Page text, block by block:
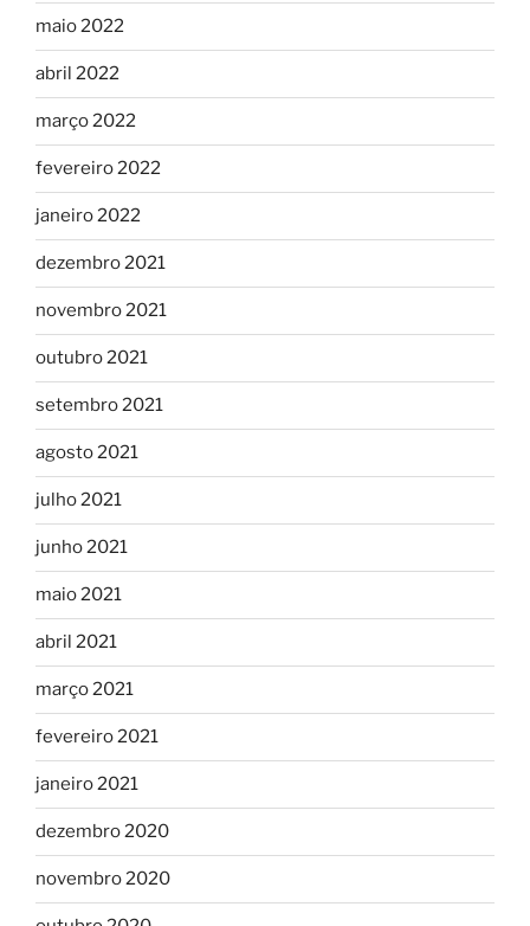
maio 2022
abril 2022
março 2022
fevereiro 2022
janeiro 2022
dezembro 2021
novembro 2021
outubro 2021
setembro 2021
agosto 2021
julho 2021
junho 2021
maio 2021
abril 2021
março 2021
fevereiro 2021
janeiro 2021
dezembro 2020
novembro 2020